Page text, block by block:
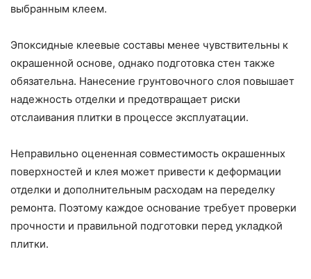
выбранным клеем.
Эпоксидные клеевые составы менее чувствительны к
окрашенной основе, однако подготовка стен также
обязательна. Нанесение грунтовочного слоя повышает
надежность отделки и предотвращает риски
отслаивания плитки в процессе эксплуатации.
Неправильно оцененная совместимость окрашенных
поверхностей и клея может привести к деформации
отделки и дополнительным расходам на переделку
ремонта. Поэтому каждое основание требует проверки
прочности и правильной подготовки перед укладкой
плитки.